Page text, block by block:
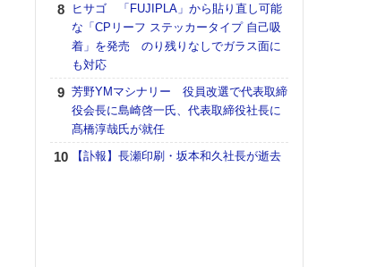
ヒサゴ 「FUJIPLA」から貼り直し可能
な「CPリーフ ステッカータイプ 自己吸
着」を発売 のり残りなしでガラス面に
も対応
芳野YMマシナリー 役員改選で代表取締
役会長に島崎啓一氏、代表取締役社長に
髙橋淳哉氏が就任
【訃報】長瀬印刷・坂本和久社長が逝去